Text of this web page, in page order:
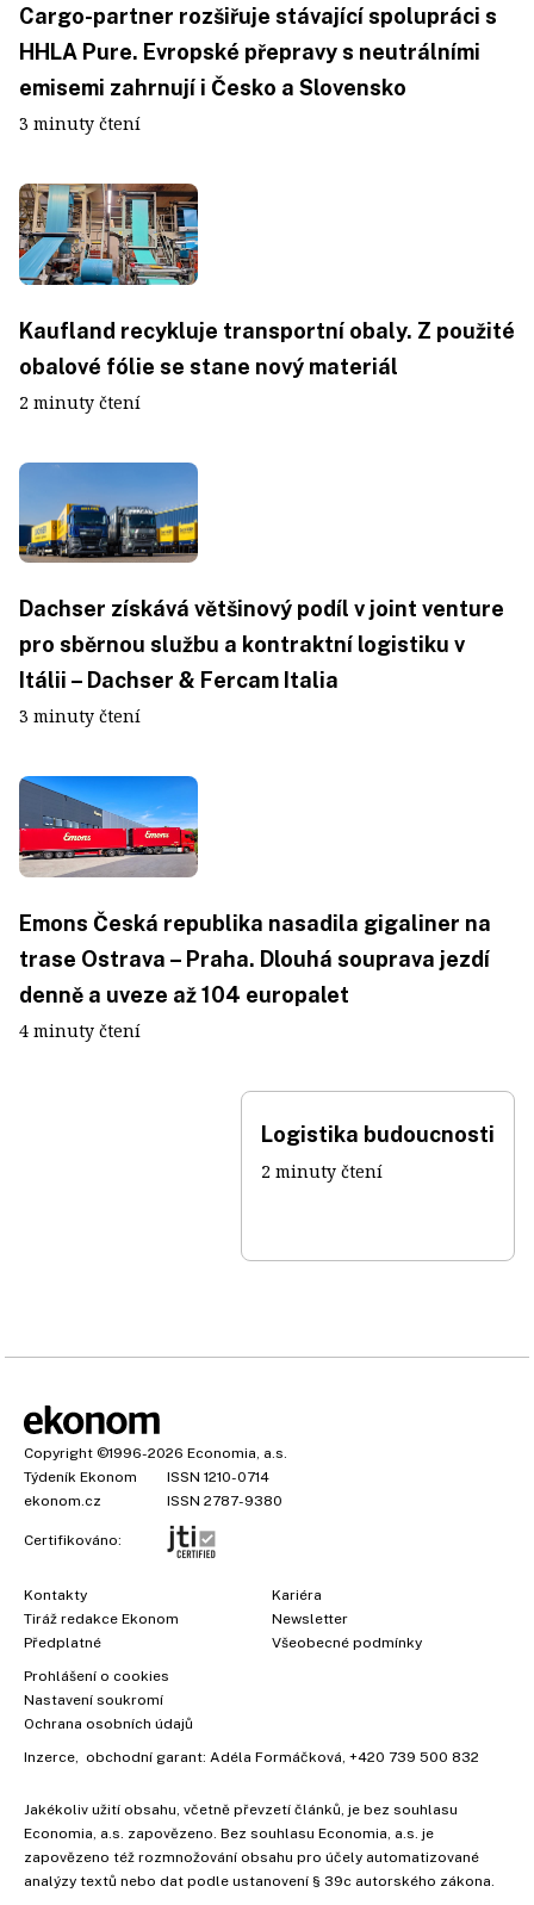
Cargo-partner rozšiřuje stávající spolupráci s
HHLA Pure. Evropské přepravy s neutrálními
emisemi zahrnují i Česko a Slovensko
3 minuty čtení
Kaufland recykluje transportní obaly. Z použité
obalové fólie se stane nový materiál
2 minuty čtení
Dachser získává většinový podíl v joint venture
pro sběrnou službu a kontraktní logistiku v
Itálii – Dachser & Fercam Italia
3 minuty čtení
Emons Česká republika nasadila gigaliner na
trase Ostrava – Praha. Dlouhá souprava jezdí
denně a uveze až 104 europalet
4 minuty čtení
Logistika budoucnosti
2 minuty čtení
Copyright ©1996-2026 Economia, a.s.
Týdeník Ekonom
ISSN 1210-0714
ekonom.cz
ISSN 2787-9380
Certifikováno:
Kontakty
Tiráž redakce Ekonom
Předplatné
Kariéra
Newsletter
Všeobecné podmínky
Prohlášení o cookies
Nastavení soukromí
Ochrana osobních údajů
Inzerce , obchodní garant: Adéla Formáčková +420 739 500 832
Jakékoliv užití obsahu, včetně převzetí článků, je bez souhlasu
Economia, a.s. zapovězeno. Bez souhlasu Economia, a.s. je
zapovězeno též rozmnožování obsahu pro účely automatizované
analýzy textů nebo dat podle ustanovení § 39c autorského zákona.